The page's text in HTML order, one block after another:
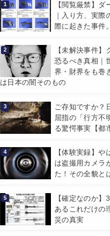
【閲覧厳禁】ダ
｜入り方、実際
際に起きた事件。
【未解決事件
恐るべき真相｜
界・財界をも巻
は日本の闇そのもの
ご存知ですか？
屈指の「行方不
る驚愕事実【都
【体験実録】や
は盗撮用カメラ
た！その全貌と
【確定なのか
あるこれだけの
災の真実